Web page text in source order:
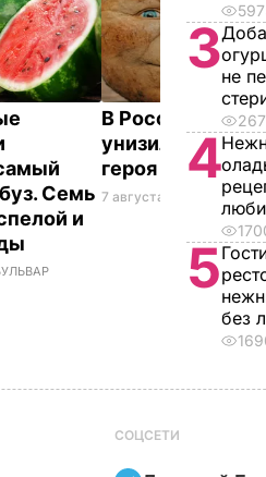
Семь
и
В России
унизили
героя Путина
7 августа, 23.32 БУЛЬВАР
3не
4
5
без
СОЦСЕТИ